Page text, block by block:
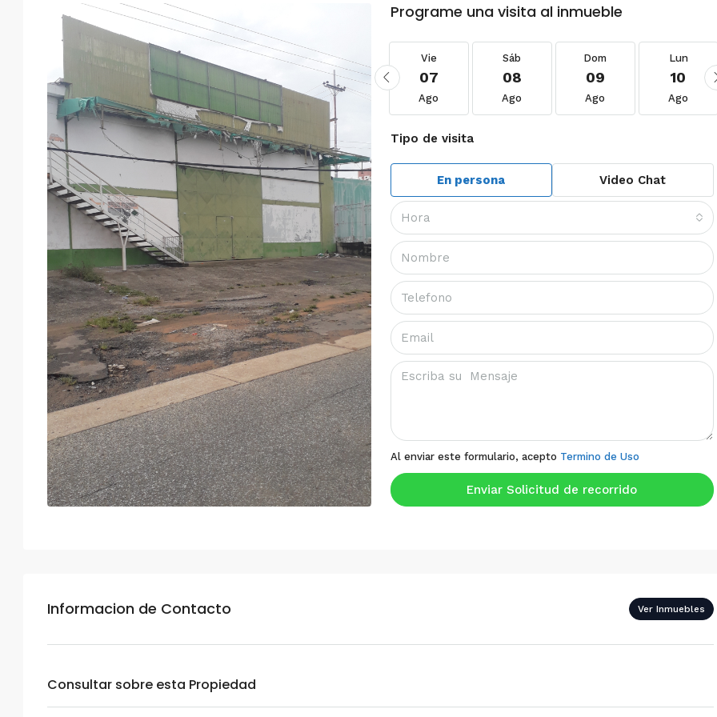
Programe una visita al inmueble
Mar
Ago
Mié
19
Ago
Jue
20
Ago
Vie
21
Ago
Vie
07
Ago
Sáb
08
Ago
Dom
09
Ago
Lun
10
Ago
Tipo de visita
En persona Video Chat
Hora
Al enviar este formulario, acepto Termino de Uso
Enviar Solicitud de recorrido
Informacion de Contacto Ver Inmuebles
Consultar sobre esta Propiedad